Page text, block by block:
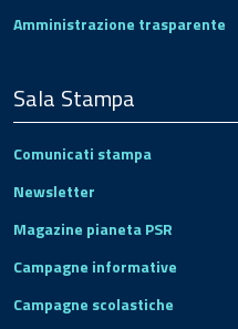
Amministrazione trasparente
Sala Stampa
Comunicati stampa
Newsletter
Magazine pianeta PSR
Campagne informative
Campagne scolastiche